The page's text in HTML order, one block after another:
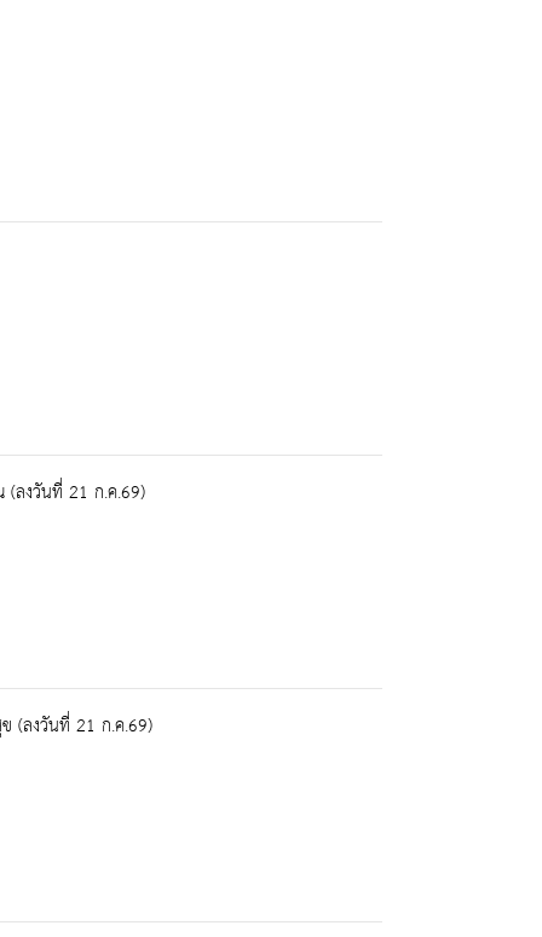
(ลงวันที่ 21 ก.ค.69)
(ลงวันที่ 21 ก.ค.69)